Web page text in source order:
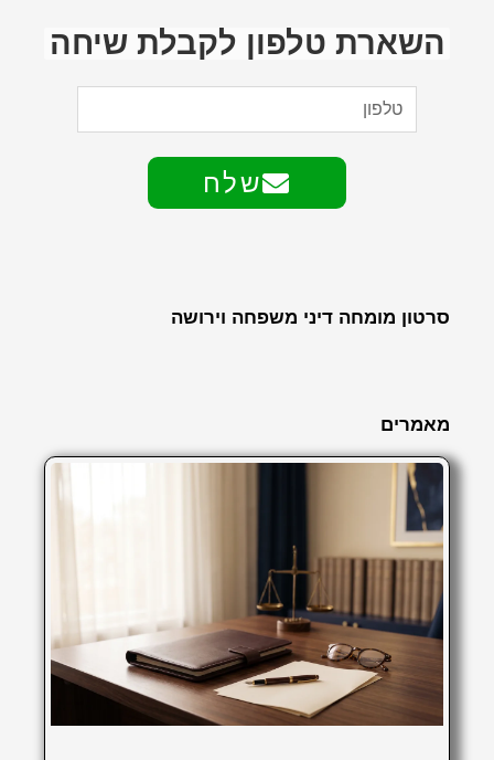
השארת טלפון לקבלת שיחה
שלח
סרטון מומחה דיני משפחה וירושה
מאמרים